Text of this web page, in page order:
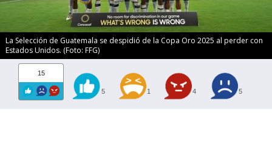
La Selección de Guatemala se despidió de la Copa Oro 2025 al perder con
Estados Unidos. (Foto: FFG)
15
5 1 4 5